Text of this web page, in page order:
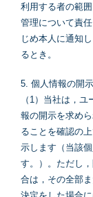
利用する者の範
管理について責
じめ本人に通知
るとき。
5. 個人情報の開示
（1）当社は，
報の開示を求め
ることを確認の
示します（当該
す。）。ただし
合は，その全部